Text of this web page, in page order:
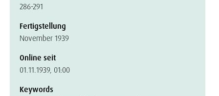
286-291
Fertigstellung
November 1939
Online seit
01.11.1939, 01:00
Keywords